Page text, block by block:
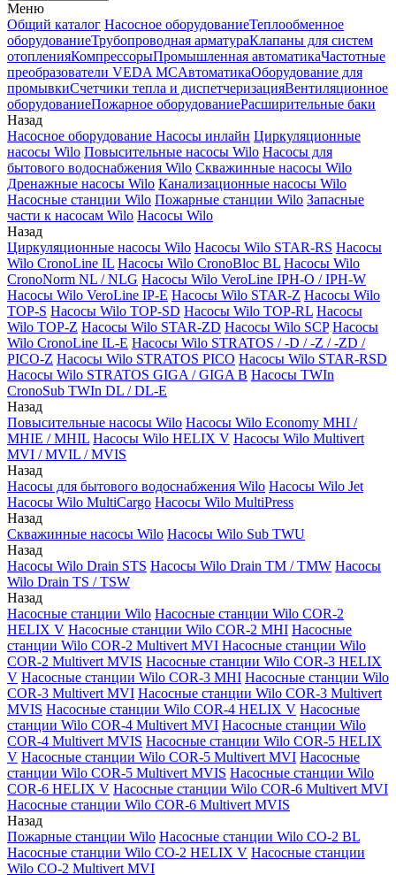
Меню
Общий каталог Насосное оборудованиеТеплообменное
оборудованиеТрубопроводная арматураКлапаны для систем
отопленияКомпрессорыПромышленная автоматикаЧастотные
преобразователи VEDA MCАвтоматикаОборудование для
промывкиСчетчики тепла и диспетчеризацияВентиляционное
оборудованиеПожарное оборудованиеРасширительные баки
Назад
Насосное оборудование Насосы инлайн Циркуляционные
насосы Wilo Повысительные насосы Wilo Насосы для
бытового водоснабжения Wilo Скважинные насосы Wilo
Дренажные насосы Wilo Канализационные насосы Wilo
Насосные станции Wilo Пожарные станции Wilo Запасные
части к насосам Wilo Насосы Wilo
Назад
Циркуляционные насосы Wilo Насосы Wilo STAR-RS Насосы
Wilo CronoLine IL Насосы Wilo CronoBloc BL Насосы Wilo
CronoNorm NL / NLG Насосы Wilo VeroLine IPH-O / IPH-W
Насосы Wilo VeroLine IP-E Насосы Wilo STAR-Z Насосы Wilo
TOP-S Насосы Wilo TOP-SD Насосы Wilo TOP-RL Насосы
Wilo TOP-Z Насосы Wilo STAR-ZD Насосы Wilo SCP Насосы
Wilo CronoLine IL-E Насосы Wilo STRATOS / -D / -Z / -ZD /
PICO-Z Насосы Wilo STRATOS PICO Насосы Wilo STAR-RSD
Насосы Wilo STRATOS GIGA / GIGA B Насосы TWIn
CronoSub TWIn DL / DL-E
Назад
Повысительные насосы Wilo Насосы Wilo Economy MHI /
MHIE / MHIL Насосы Wilo HELIX V Насосы Wilo Multivert
MVI / MVIL / MVIS
Назад
Насосы для бытового водоснабжения Wilo Насосы Wilo Jet
Насосы Wilo MultiCargo Насосы Wilo MultiPress
Назад
Скважинные насосы Wilo Насосы Wilo Sub TWU
Назад
Насосы Wilo Drain STS Насосы Wilo Drain TM / TMW Насосы
Wilo Drain TS / TSW
Назад
Насосные станции Wilo Насосные станции Wilo COR-2
HELIX V Насосные станции Wilo COR-2 MHI Насосные
станции Wilo COR-2 Multivert MVI Насосные станции Wilo
COR-2 Multivert MVIS Насосные станции Wilo COR-3 HELIX
V Насосные станции Wilo COR-3 MHI Насосные станции Wilo
COR-3 Multivert MVI Насосные станции Wilo COR-3 Multivert
MVIS Насосные станции Wilo COR-4 HELIX V Насосные
станции Wilo COR-4 Multivert MVI Насосные станции Wilo
COR-4 Multivert MVIS Насосные станции Wilo COR-5 HELIX
V Насосные станции Wilo COR-5 Multivert MVI Насосные
станции Wilo COR-5 Multivert MVIS Насосные станции Wilo
COR-6 HELIX V Насосные станции Wilo COR-6 Multivert MVI
Насосные станции Wilo COR-6 Multivert MVIS
Назад
Пожарные станции Wilo Насосные станции Wilo CO-2 BL
Насосные станции Wilo CO-2 HELIX V Насосные станции
Wilo CO-2 Multivert MVI